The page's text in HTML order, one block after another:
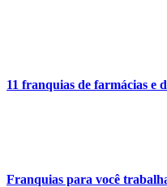
11 franquias de farmácias e
Franquias para você